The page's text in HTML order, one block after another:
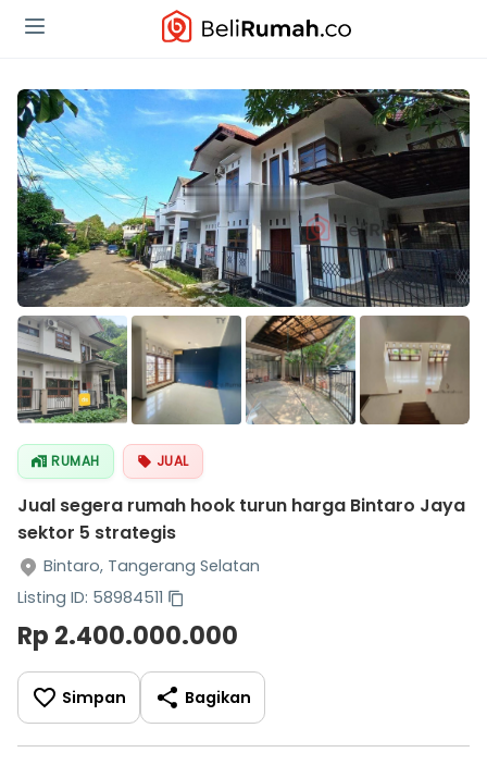
RUMAH JUAL
Jual segera rumah hook turun harga Bintaro Jaya
sektor 5 strategis
Bintaro, Tangerang Selatan
Listing ID: 58984511
Rp 2.400.000.000
Simpan Bagikan